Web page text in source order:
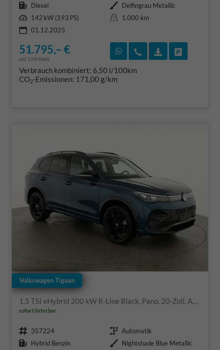
Kraftstoff Diesel Außenfarbe Delfingrau Metallic
Leistung 142 kW (193 PS) Kilometerstand
1.000 km
01.12.2025
51.795,– €
incl. 19% MwSt.
Rückruf vereinbaren
Wir rufen Sie an
Verbrauch kombiniert: 6,50 l/100km
CO2-Emissionen: 171,00 g/km
Volkswagen Tiguan
1.5 TSI eHybrid 200 kW R-Line Black, Pano, 20-Zoll, AHK, AreaView
sofort lieferbar
Fahrzeugnr. 357224 Getriebe Automatik
Kraftstoff Hybrid Benzin Außenfarbe Nightshade Blue Metallic